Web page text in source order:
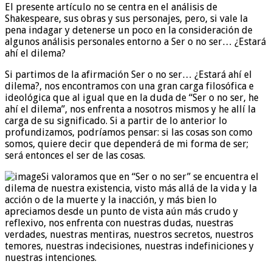
El presente artículo no se centra en el análisis de
Shakespeare, sus obras y sus personajes, pero, si vale la
pena indagar y detenerse un poco en la consideración de
algunos análisis personales entorno a Ser o no ser… ¿Estará
ahí el dilema?
Si partimos de la afirmación Ser o no ser… ¿Estará ahí el
dilema?, nos encontramos con una gran carga filosófica e
ideológica que al igual que en la duda de “Ser o no ser, he
ahí el dilema”, nos enfrenta a nosotros mismos y he allí la
carga de su significado. Si a partir de lo anterior lo
profundizamos, podríamos pensar: si las cosas son como
somos, quiere decir que dependerá de mi forma de ser;
será entonces el ser de las cosas.
Si valoramos que en “Ser o no ser” se encuentra el
dilema de nuestra existencia, visto más allá de la vida y la
acción o de la muerte y la inacción, y más bien lo
apreciamos desde un punto de vista aún más crudo y
reflexivo, nos enfrenta con nuestras dudas, nuestras
verdades, nuestras mentiras, nuestros secretos, nuestros
temores, nuestras indecisiones, nuestras indefiniciones y
nuestras intenciones.